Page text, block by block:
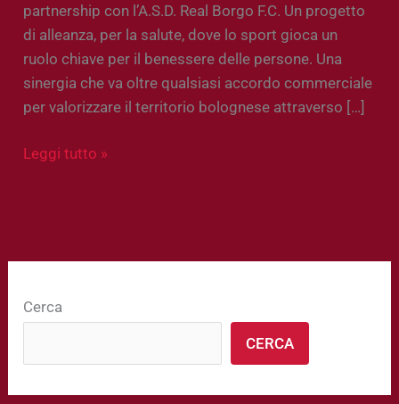
partnership con l’A.S.D. Real Borgo F.C. Un progetto
di alleanza, per la salute, dove lo sport gioca un
ruolo chiave per il benessere delle persone. Una
sinergia che va oltre qualsiasi accordo commerciale
per valorizzare il territorio bolognese attraverso […]
Leggi tutto »
Cerca
CERCA